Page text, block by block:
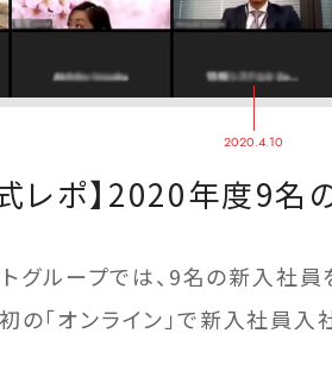
2020.4.10
レポ】2020年度9
グループでは、9名の新入社
の「オンライン」で新入社員